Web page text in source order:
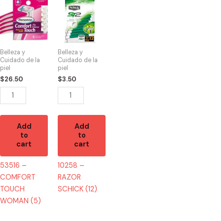
Belleza y
Cuidado de la
piel
$26.50
COMFORT
TOUCH
WOMAN
(5)
quantity
Add
to
cart
53516 –
COMFORT
TOUCH
WOMAN (5)
Belleza y
Cuidado de la
piel
$3.50
RAZOR
SCHICK
(12)
quantity
Add
to
cart
10258 –
RAZOR
SCHICK (12)